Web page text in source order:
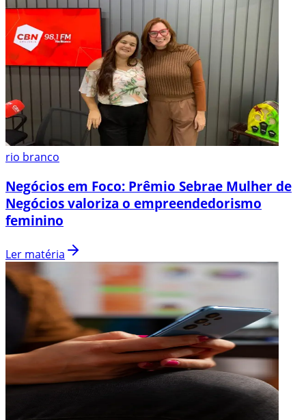
rio branco
Negócios em Foco: Prêmio Sebrae Mulher de
Negócios valoriza o empreendedorismo
feminino
Ler matéria